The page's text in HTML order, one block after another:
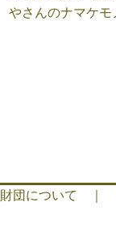
やさんのナマケモ
団について ｜